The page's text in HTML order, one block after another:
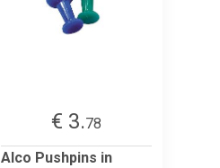
€ 3.78
Alco Pushpins in